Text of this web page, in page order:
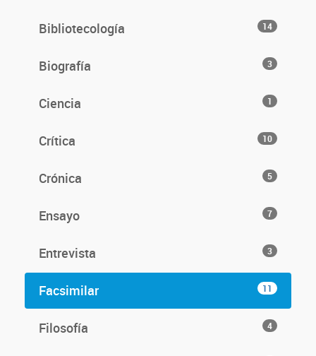
Bibliotecología 14
Biografía 3
Ciencia 1
Crítica 10
Crónica 5
Ensayo 7
Entrevista 3
Facsimilar 11
Filosofía 4